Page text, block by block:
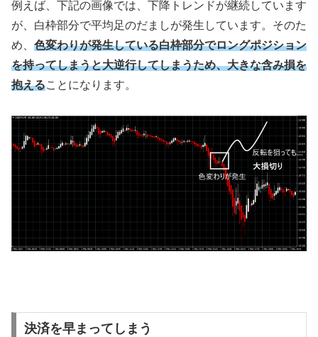
例えば、下記の画像では、下降トレンドが継続しています
が、白枠部分で平均足のだましが発生しています。そのた
め、 色変わりが発生している白枠部分でロングポジション
を持ってしまうと大逆行してしまうため、大きな含み損を
抱えることになります。
決済を早まってしまう